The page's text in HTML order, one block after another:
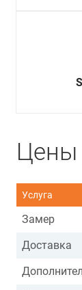
Цены
Услуга
Замер
Доставка